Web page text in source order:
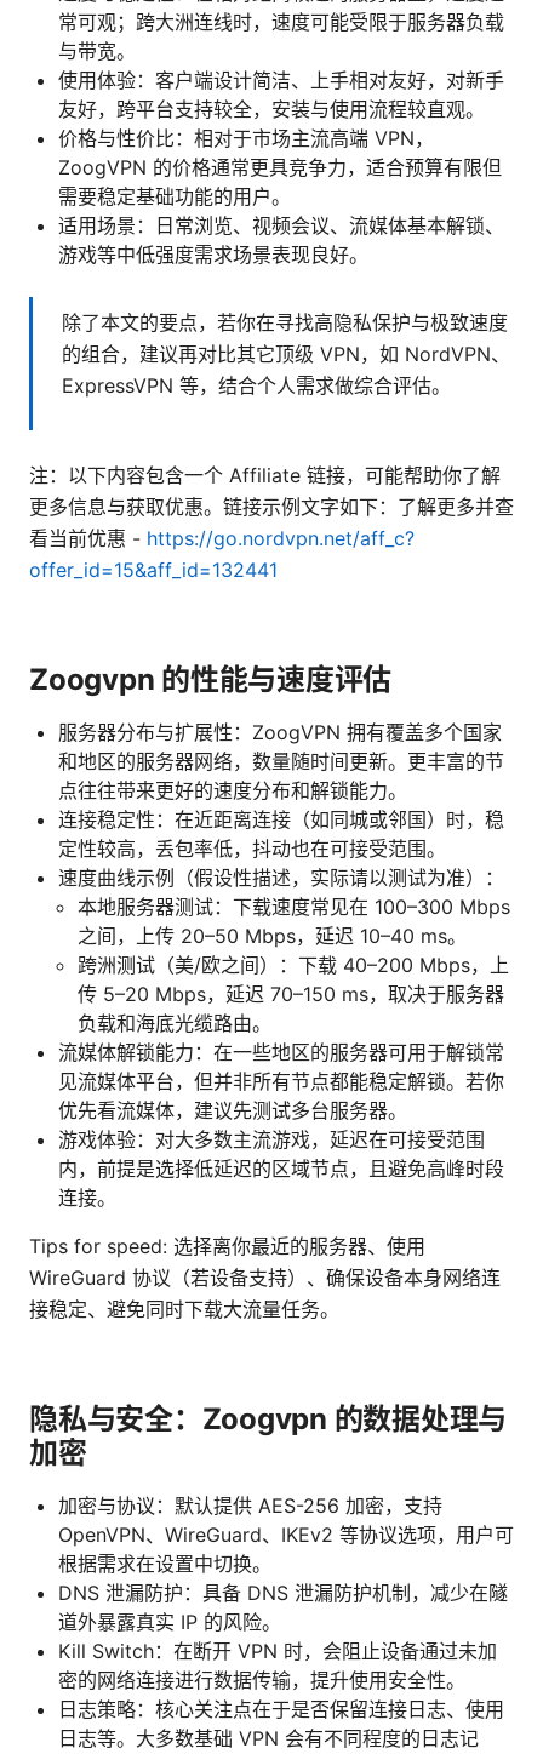
常可观；跨大洲连线时，速度可能受限于服务器负载
与带宽。
使用体验：客户端设计简洁、上手相对友好，对新手
友好，跨平台支持较全，安装与使用流程较直观。
价格与性价比：相对于市场主流高端 VPN，
ZoogVPN 的价格通常更具竞争力，适合预算有限但
需要稳定基础功能的用户。
适用场景：日常浏览、视频会议、流媒体基本解锁、
游戏等中低强度需求场景表现良好。
除了本文的要点，若你在寻找高隐私保护与极致速度
的组合，建议再对比其它顶级 VPN，如 NordVPN、
ExpressVPN 等，结合个人需求做综合评估。
注：以下内容包含一个 Affiliate 链接，可能帮助你了解
更多信息与获取优惠。链接示例文字如下：了解更多并查
看当前优惠 - https://go.nordvpn.net/aff_c?
offer_id=15&aff_id=132441
Zoogvpn 的性能与速度评估
服务器分布与扩展性：ZoogVPN 拥有覆盖多个国家
和地区的服务器网络，数量随时间更新。更丰富的节
点往往带来更好的速度分布和解锁能力。
连接稳定性：在近距离连接（如同城或邻国）时，稳
定性较高，丢包率低，抖动也在可接受范围。
速度曲线示例（假设性描述，实际请以测试为准）：
本地服务器测试：下载速度常见在 100–300 Mbps
之间，上传 20–50 Mbps，延迟 10–40 ms。
跨洲测试（美/欧之间）：下载 40–200 Mbps，上
传 5–20 Mbps，延迟 70–150 ms，取决于服务器
负载和海底光缆路由。
流媒体解锁能力：在一些地区的服务器可用于解锁常
见流媒体平台，但并非所有节点都能稳定解锁。若你
优先看流媒体，建议先测试多台服务器。
游戏体验：对大多数主流游戏，延迟在可接受范围
内，前提是选择低延迟的区域节点，且避免高峰时段
连接。
Tips for speed: 选择离你最近的服务器、使用
WireGuard 协议（若设备支持）、确保设备本身网络连
接稳定、避免同时下载大流量任务。
隐私与安全：Zoogvpn 的数据处理与
加密
加密与协议：默认提供 AES-256 加密，支持
OpenVPN、WireGuard、IKEv2 等协议选项，用户可
根据需求在设置中切换。
DNS 泄漏防护：具备 DNS 泄漏防护机制，减少在隧
道外暴露真实 IP 的风险。
Kill Switch：在断开 VPN 时，会阻止设备通过未加
密的网络连接进行数据传输，提升使用安全性。
日志策略：核心关注点在于是否保留连接日志、使用
日志等。大多数基础 VPN 会有不同程度的日志记